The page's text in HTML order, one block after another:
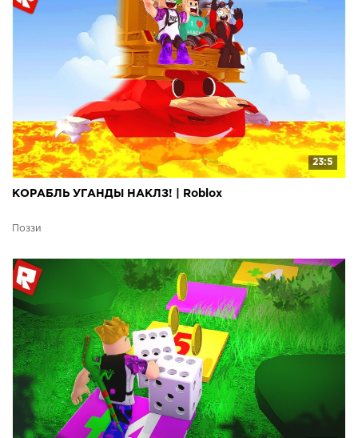
23:5
КОРАБЛЬ УГАНДЫ НАКЛЗ! | Roblox
Поззи